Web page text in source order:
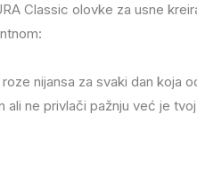
Classic olovke za usne
nijansa za svaki dan koja
ali ne privlači pažnju već je